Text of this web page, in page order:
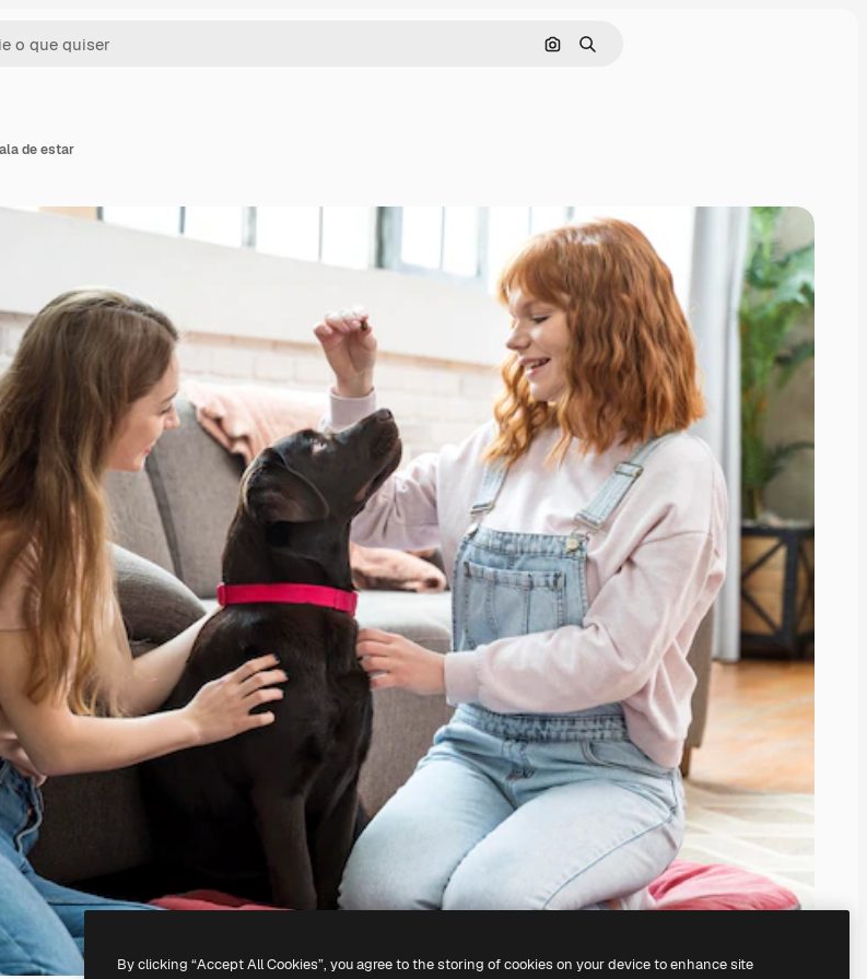
Pesquisar por imagem
Buscar
de estar
By clicking “Accept All Cookies”, you agree to the storing of cookies on your device to enhance site